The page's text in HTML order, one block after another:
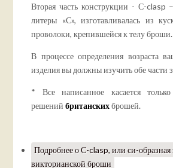
Вторая часть конструкции - С-clasp
литеры «С», изготавливалась из
проволоки, крепившейся к телу броши.
В процессе определения возраста
изделия вы должны изучить обе части
* Все написанное касается только
решенийбританскихброшей.
Подробнеео С-clasp, или си-образная
викторианской броши